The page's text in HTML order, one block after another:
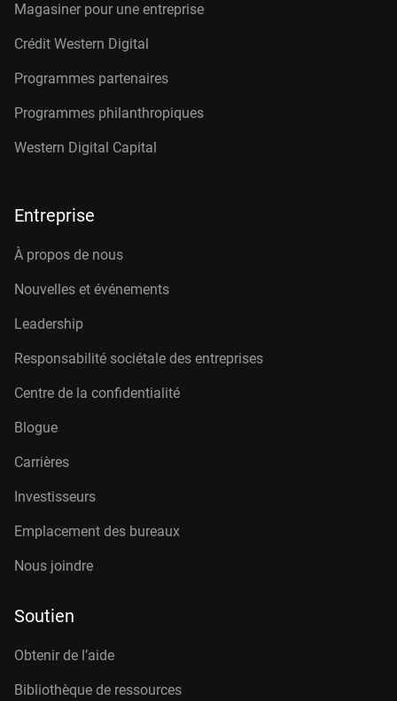
Magasiner pour une entreprise
Crédit Western Digital
Programmes partenaires
Programmes philanthropiques
Western Digital Capital
Entreprise
À propos de nous
Nouvelles et événements
Leadership
Responsabilité sociétale des entreprises
Centre de la confidentialité
Blogue
Carrières
Investisseurs
Emplacement des bureaux
Nous joindre
Soutien
Obtenir de l’aide
Bibliothèque de ressources